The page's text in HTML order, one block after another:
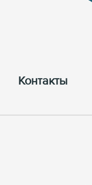
Контакты